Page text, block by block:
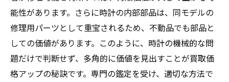
能性があります。さらに時計の内部部品は、同モデルの
修理用パーツとして重宝されるため、不動品でも部品と
しての価値があります。このように、時計の機械的な問
題だけで判断せず、多角的に価値を見出すことが買取価
格アップの秘訣です。専門の鑑定を受け、適切な方法で